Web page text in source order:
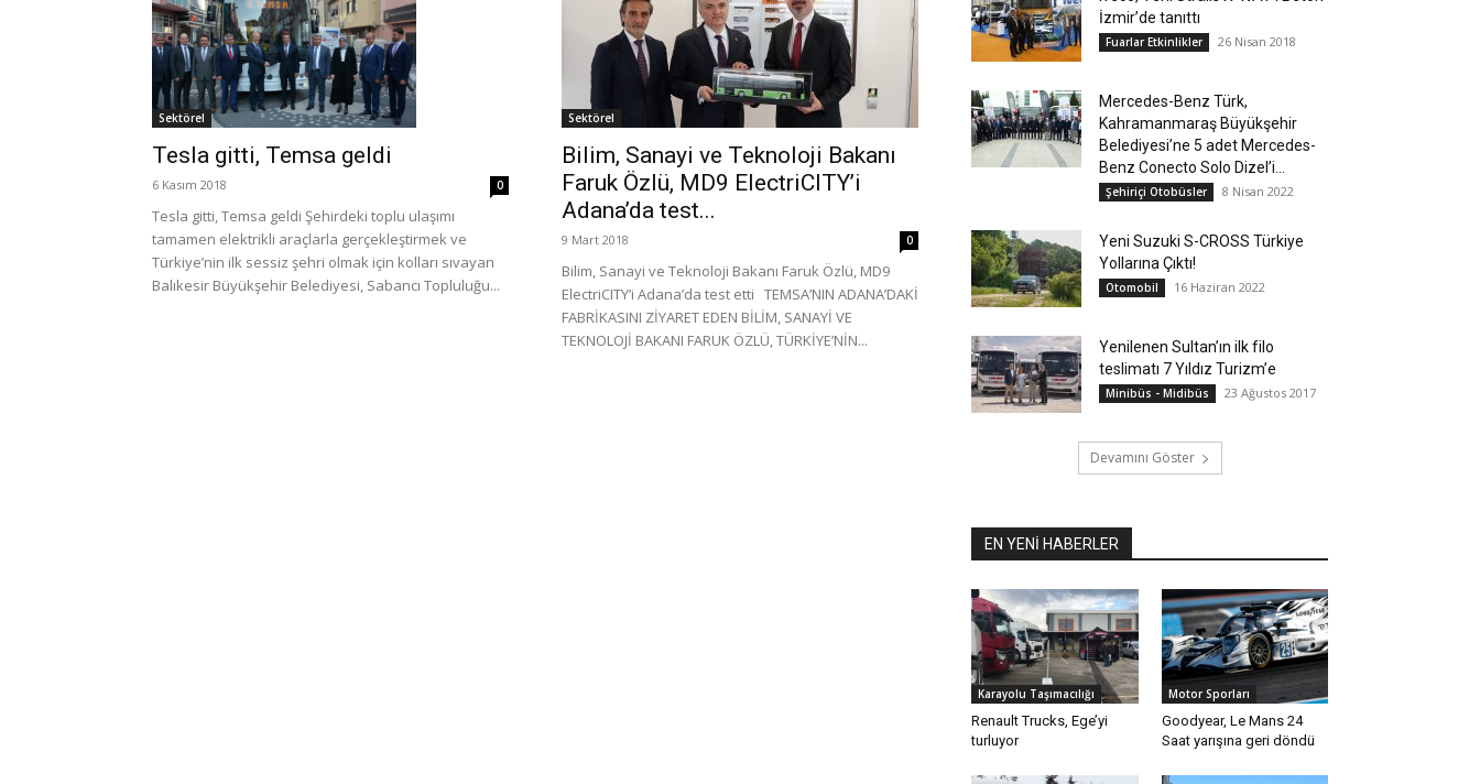
Sektörel
Tesla gitti, Temsa geldi
6 Kasım 2018 0
Tesla gitti, Temsa geldi Şehirdeki toplu ulaşımı
tamamen elektrikli araçlarla gerçekleştirmek ve
Türkiye’nin ilk sessiz şehri olmak için kolları sıvayan
Balıkesir Büyükşehir Belediyesi, Sabancı Topluluğu...
Sektörel
Bilim, Sanayi ve Teknoloji Bakanı
Faruk Özlü, MD9 ElectriCITY’i
Adana’da test...
9 Mart 2018 0
Bilim, Sanayi ve Teknoloji Bakanı Faruk Özlü, MD9
ElectriCITY’i Adana’da test etti TEMSA’NIN ADANA’DAKİ
FABRİKASINI ZİYARET EDEN BİLİM, SANAYİ VE
TEKNOLOJİ BAKANI FARUK ÖZLÜ, TÜRKİYE’NİN...
İzmir’de tanıttı
Fuarlar Etkinlikler 26 Nisan 2018
Mercedes-Benz Türk,
Kahramanmaraş Büyükşehir
Belediyesi’ne 5 adet Mercedes-
Benz Conecto Solo Dizel’i...
Şehiriçi Otobüsler 8 Nisan 2022
Yeni Suzuki S-CROSS Türkiye
Yollarına Çıktı!
Otomobil 16 Haziran 2022
Yenilenen Sultan’ın ilk filo
teslimatı 7 Yıldız Turizm’e
Minibüs - Midibüs 23 Ağustos 2017
Devamını Göster
EN YENİ HABERLER
Karayolu Taşımacılığı
Renault Trucks, Ege’yi
turluyor
Motor Sporları
Goodyear, Le Mans 24
Saat yarışına geri döndü